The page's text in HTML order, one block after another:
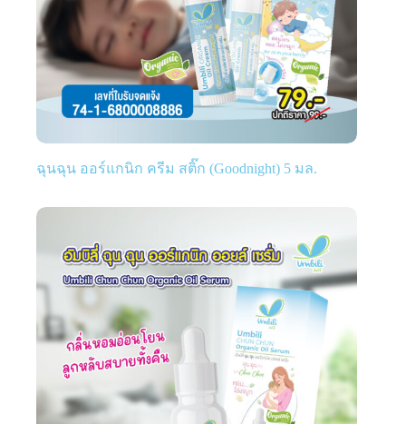
ฉุนฉุน ออร์แกนิก ครีม สติ๊ก (Goodnight) 5 มล.